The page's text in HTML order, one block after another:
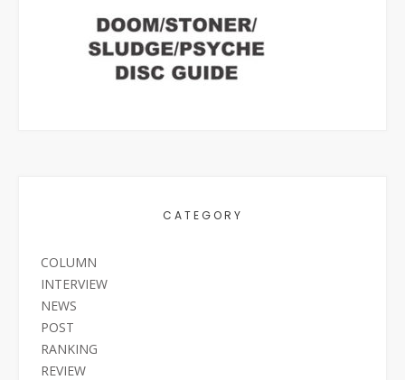
CATEGORY
COLUMN
INTERVIEW
NEWS
POST
RANKING
REVIEW